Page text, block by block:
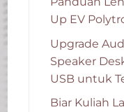
Up EV
Upgrade
Speaker
USB untuk
Biar Kuliah